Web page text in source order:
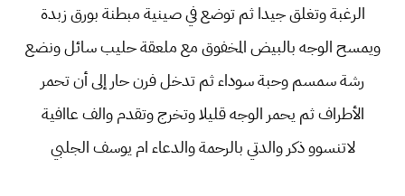
الرغبة وتغلق جيدا ثم توضع في صينية مبطنة بورق زبدة
ويمسح الوجه بالبيض المخفوق مع ملعقة حليب سائل ونضع
رشة سمسم وحبة سوداء ثم تدخل فرن حار إلى أن تحمر
الأطراف ثم يحمر الوجه قليلا وتخرج وتقدم والف عاافية
لاتنسوو ذكر والدتي بالرحمة والدعاء ام يوسف الجلبي